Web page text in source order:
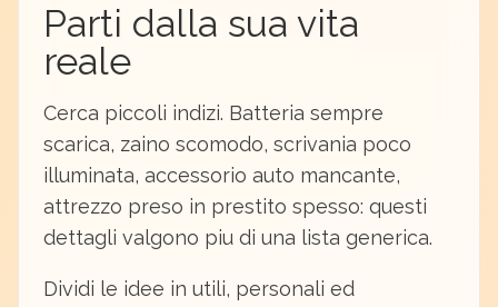
Parti dalla sua vita
reale
Cerca piccoli indizi. Batteria sempre
scarica, zaino scomodo, scrivania poco
illuminata, accessorio auto mancante,
attrezzo preso in prestito spesso: questi
dettagli valgono piu di una lista generica.
Dividi le idee in utili, personali ed